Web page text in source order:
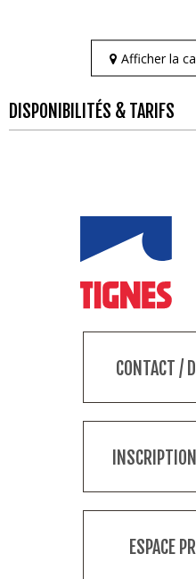
Afficher la
DISPONIBILITÉS & TARIFS
CONTACT /
ESPACE